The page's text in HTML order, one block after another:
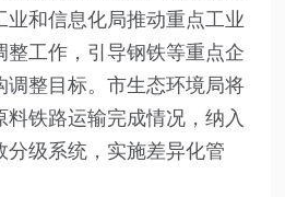
业和信息化局推动重点工业
整工作，引导钢铁等重点企
调整目标。市生态环境局将
铁路运输完成情况，纳入
分级系统，实施差异化管